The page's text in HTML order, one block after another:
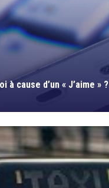
à cause d’un « J’aime » ?